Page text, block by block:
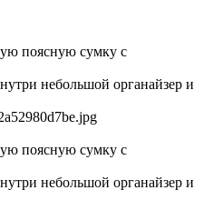
поясную сумку с
небольшой органайзер и
поясную сумку с
небольшой органайзер и